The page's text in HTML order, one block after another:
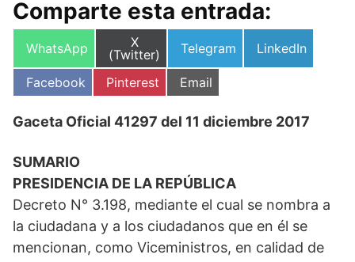
Comparte esta entrada:
Compartir
WhatsApp
Compartir
en
X
(Twitter)
Compartir
Telegram
Compartir
LinkedIn
Compartir
en
Facebook
Compartir
en
Pinterest
Compartir
en
Email
Gaceta Oficial 41297 del 11 diciembre 2017
SUMARIO
PRESIDENCIA DE LA REPÚBLICA
Decreto N° 3.198, mediante el cual se nombra a
la ciudadana y a los ciudadanos que en él se
mencionan, como Viceministros, en calidad de